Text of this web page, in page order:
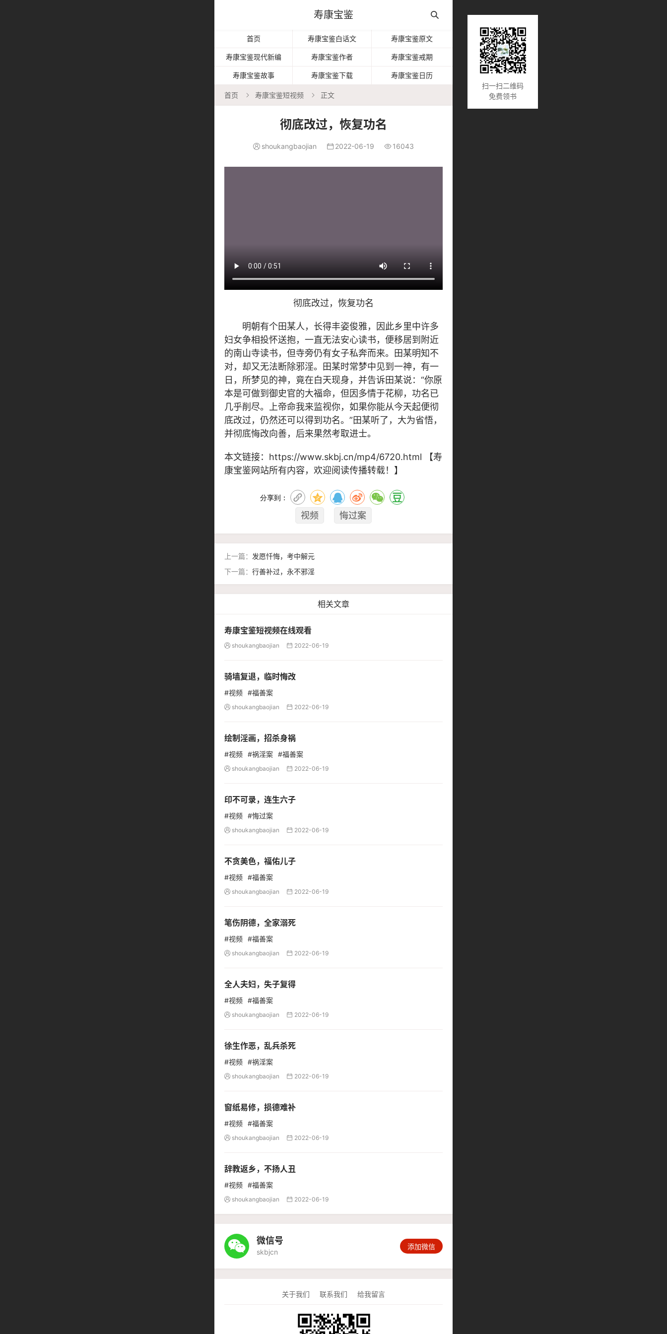
寿康宝鉴 
首页 寿康宝鉴白话文 寿康宝鉴原文
寿康宝鉴现代新编 寿康宝鉴作者 寿康宝鉴戒期
寿康宝鉴故事 寿康宝鉴下载 寿康宝鉴日历
首页  寿康宝鉴短视频  正文
彻底改过，恢复功名
 shoukangbaojian  2022-06-19  16043
彻底改过，恢复功名
明朝有个田某人，长得丰姿俊雅，因此乡里中许多
妇女争相投怀送抱，一直无法安心读书，便移居到附近
的南山寺读书，但寺旁仍有女子私奔而来。田某明知不
对，却又无法断除邪淫。田某时常梦中见到一神，有一
日，所梦见的神，竟在白天现身，并告诉田某说：“你原
本是可做到御史官的大福命，但因多情于花柳，功名已
几乎削尽。上帝命我来监视你，如果你能从今天起便彻
底改过，仍然还可以得到功名。”田某听了，大为省悟，
并彻底悔改向善，后来果然考取进士。
本文链接： https://www.skbj.cn/mp4/6720.html 【寿
康宝鉴网站所有内容，欢迎阅读传播转载！】
分享到：
视频 悔过案
上一篇： 发愿忏悔，考中解元
下一篇： 行善补过，永不邪淫
相关文章
寿康宝鉴短视频在线观看
 shoukangbaojian  2022-06-19
骑墙复退，临时悔改
#视频 #福善案
 shoukangbaojian  2022-06-19
绘制淫画，招杀身祸
#视频 #祸淫案 #福善案
 shoukangbaojian  2022-06-19
印不可录，连生六子
#视频 #悔过案
 shoukangbaojian  2022-06-19
不贪美色，福佑儿子
#视频 #福善案
 shoukangbaojian  2022-06-19
笔伤阴德，全家溺死
#视频 #福善案
 shoukangbaojian  2022-06-19
全人夫妇，失子复得
#视频 #福善案
 shoukangbaojian  2022-06-19
徐生作恶，乱兵杀死
#视频 #祸淫案
 shoukangbaojian  2022-06-19
窗纸易修，损德难补
#视频 #福善案
 shoukangbaojian  2022-06-19
辞教返乡，不扬人丑
#视频 #福善案
 shoukangbaojian  2022-06-19
 微信号
skbjcn
添加微信
关于我们 联系我们 给我留言
扫一扫二维码
免费领书